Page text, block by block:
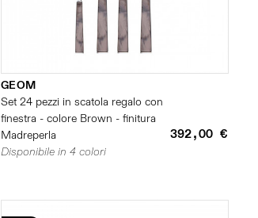
GEOM
Set 24 pezzi in scatola regalo con
finestra - colore Brown - finitura
Madreperla
392,00 €
Disponibile in 4 colori